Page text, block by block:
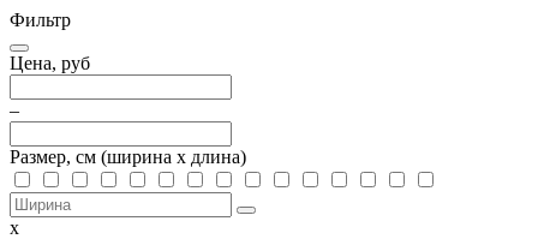
Фильтр
Цена, руб
–
Размер, см (ширина х длина)
х